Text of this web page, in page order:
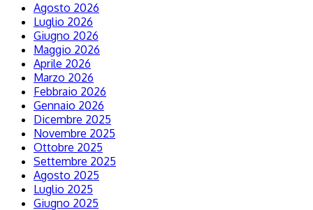
Agosto 2026
Luglio 2026
Giugno 2026
Maggio 2026
Aprile 2026
Marzo 2026
Febbraio 2026
Gennaio 2026
Dicembre 2025
Novembre 2025
Ottobre 2025
Settembre 2025
Agosto 2025
Luglio 2025
Giugno 2025